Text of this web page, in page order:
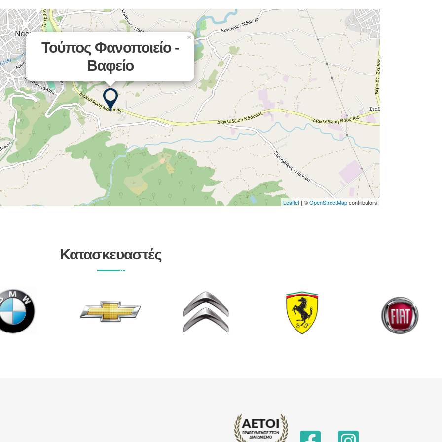
Τούπος Φανοποιείο -
Βαφείο
×
Leaflet | ©OpenStreetMapcontributors
Κατασκευαστές